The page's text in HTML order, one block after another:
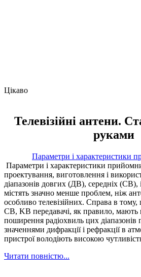
Цікаво
Телевізійні антени.
руками
Параметри і характеристики
Параметри і характеристики
проектування, виготовлення і
діапазонів довгих (ДВ), середніх
містять значно менше проблем, ніж
особливо телевізійних. Справа в
СВ, KB передавачі, як правило, мають
поширення радіохвиль цих діапазонів
значеннями дифракції і рефракції в
пристрої володіють високою
Читати повністю...